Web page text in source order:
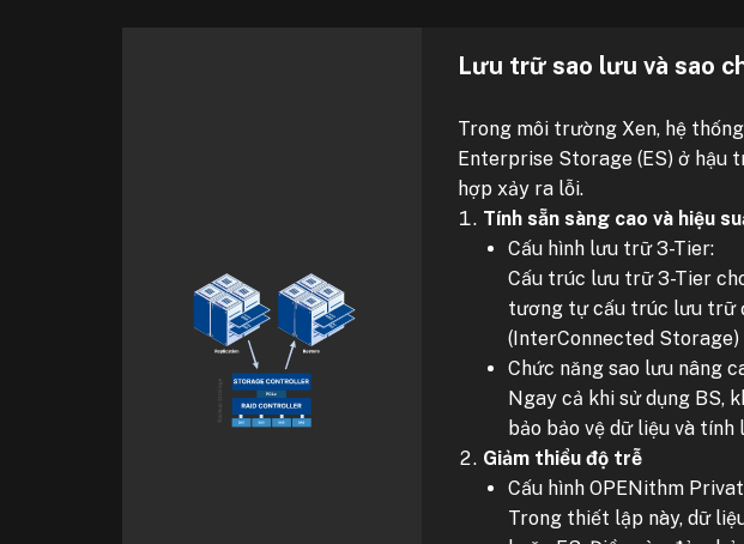
Lưu trữ sao lưu và sao
Trong môi trường Xen, hệ
Enterprise Storage (ES) ở hậu
hợp xảy ra lỗi.
Tính sẵn sàng cao và hiệu
Cấu hình lưu trữ 3-Tier:
Cấu trúc lưu trữ 3-Tier
tương tự cấu trúc lưu trữ
(InterConnected
Chức năng sao lưu nâng
Ngay cả khi sử dụng BS,
bảo bảo vệ dữ liệu và tính
Giảm thiểu độ trễ
Cấu hình OPENithm
Trong thiết lập này, dữ